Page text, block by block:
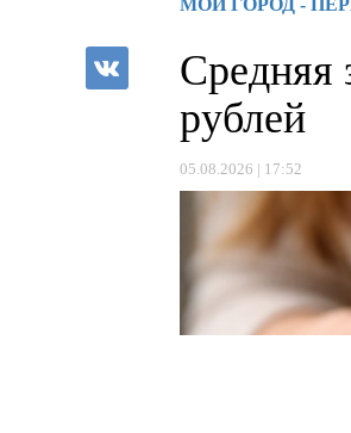
МОЙ ГОРОД -
Средняя
рублей
05.08.2026 | 17:52